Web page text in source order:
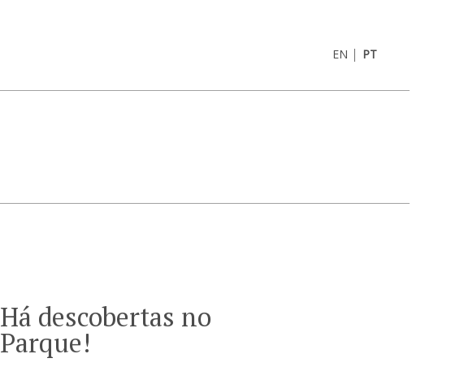
EN | PT
Há descobertas no
Parque!